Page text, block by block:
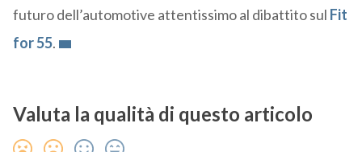
futuro dell’automotive attentissimo al dibattito sul Fit
for 55.
Valuta la qualità di questo articolo